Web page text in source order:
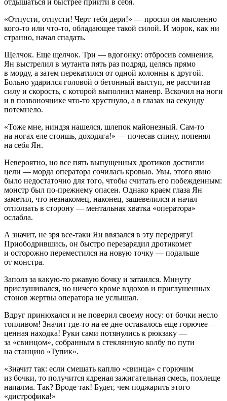
«Отпусти, отпусти! Черт тебя дери!» — просил он мысленно
кого-то или что-то, обладающее такой силой. И морок, как ни
странно, начал спадать.
Щелчок. Еще щелчок. Три — вдогонку: отбросив сомнения,
Ян выстрелил в мутанта пять раз подряд, целясь прямо
в морду, а затем перекатился от одной колонны к другой.
Больно ударился головой о бетонный выступ, не рассчитав
силу и скорость, с которой выполнил маневр. Вскочил на ноги
и в позвоночнике что-то хрустнуло, а в глазах на секунду
потемнело.
«Тоже мне, ниндзя нашелся, шлепок майонезный. Сам-то
на ногах еле стоишь, доходяга!» — почесав спину, попенял
на себя Ян.
Невероятно, но все пять выпущенных дротиков достигли
цели — морда оператора сочилась кровью. Увы, этого явно
было недостаточно для того, чтобы считать его побежденным:
монстр был по-прежнему опасен. Однако краем глаза Ян
заметил, что незнакомец, наконец, зашевелился и начал
отползать в сторону — ментальная хватка «оператора»
ослабла.
А значит, не зря все-таки Ян ввязался в эту передрягу!
Приободрившись, он быстро перезарядил дротикомет
и осторожно переместился на новую точку — подальше
от монстра.
Заполз за какую-то ржавую бочку и затаился. Минуту
прислушивался, но ничего кроме вздохов и приглушенных
стонов жертвы оператора не услышал.
Вдруг принюхался и не поверил своему носу: от бочки несло
топливом! Значит где-то на ее дне оставалось еще горючее —
ценная находка! Руки сами потянулись к рюкзаку —
за «свинцом», собранным в стеклянную колбу по пути
на станцию «Тупик».
«Значит так: если смешать каплю «свинца» с горючим
из бочки, то получится ядреная зажигательная смесь, похлеще
напалма. Так? Вроде так! Будет, чем поджарить этого
«дистрофика!»